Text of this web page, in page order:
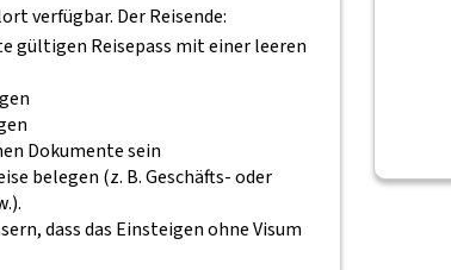
verfügbar. Der Reisende:
gültigen Reisepass mit einer leeren
Dokumente sein
belegen (z. B. Geschäfts- oder
dass das Einsteigen ohne Visum